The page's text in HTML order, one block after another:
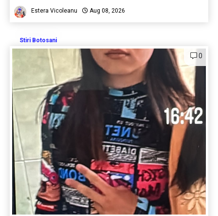
Estera Vicoleanu Aug 08, 2026
Stiri Botosani
0